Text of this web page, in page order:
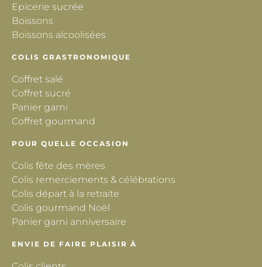
Epicerie sucrée
Boissons
Boissons alcoolisées
COLIS GRASTRONOMIQUE
Coffret salé
Coffret sucré
Panier garni
Coffret gourmand
POUR QUELLE OCCASION
Colis fête des mères
Colis remerciements & célébrations
Colis départ à la retraite
Colis gourmand Noël
Panier garni anniversaire
ENVIE DE FAIRE PLAISIR À